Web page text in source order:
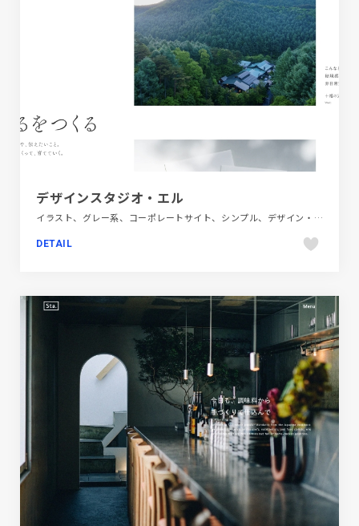
デザインスタジオ・エル
イラスト、グレー系、コーポレートサイト、シンプル、デザイン・アート・音楽・文芸、ナチュラル、フラットデザイン、ホワイト系、大きめ写真
DETAIL